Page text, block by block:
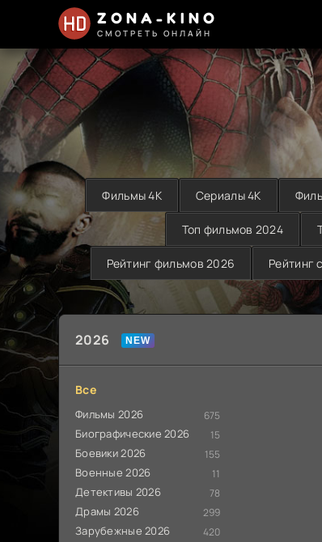
ZONA-KINO
СМОТРЕТЬ ОНЛАЙН
Фильмы 4K Сериалы 4K
Топ фильмов 2024
Рейтинг фильмов 2026 Рейтинг
2026
Все
Фильмы 2026 675
Биографические 2026 15
Боевики 2026 155
Военные 2026 11
Детективы 2026 78
Драмы 2026 299
Зарубежные 2026 420